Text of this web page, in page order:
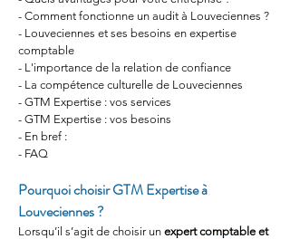
- Comment fonctionne un audit à Louveciennes ?
- Louveciennes et ses besoins en expertise
comptable
- L'importance de la relation de confiance
- La compétence culturelle de Louveciennes
- GTM Expertise : vos services
- GTM Expertise : vos besoins
- En bref :
- FAQ
Pourquoi choisir GTM Expertise à
Louveciennes ?
Lorsqu’il s’agit de choisir un expert comptable et